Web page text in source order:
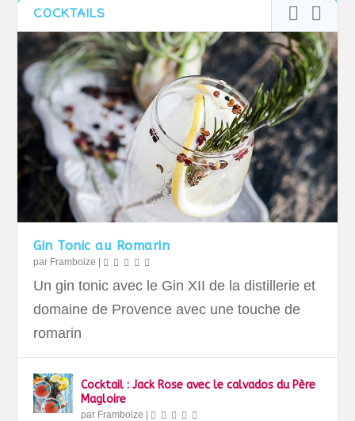
COCKTAILS
Gin Tonic au Romarin
par Framboize |
Un gin tonic avec le Gin XII de la distillerie et
domaine de Provence avec une touche de
romarin
Cocktail : Jack Rose avec le calvados du Père
Magloire
par Framboize |